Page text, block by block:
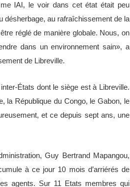
IAI, le voir dans cet état était peu
désherbage, au rafraîchissement de la
réglé de manière globale. Nous, on
dans un environnement sain», a
de Libreville.
États dont le siège est à Libreville.
la République du Congo, le Gabon, le
et ce depuis sept ans, une
Guy Bertrand Mapangou,
à ce jour 10 mois d’arriérés de
agents. Sur 11 Etats membres qui